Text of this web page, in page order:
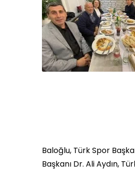
Baloğlu, Türk Spor
Başkanı Dr. Ali Aydın,